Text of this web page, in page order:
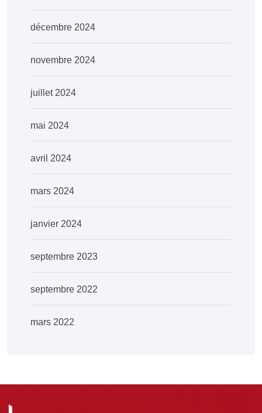
décembre 2024
novembre 2024
juillet 2024
mai 2024
avril 2024
mars 2024
janvier 2024
septembre 2023
septembre 2022
mars 2022